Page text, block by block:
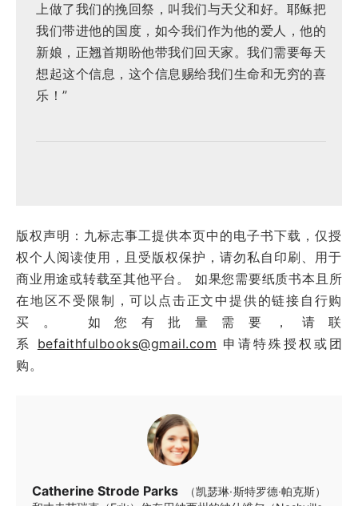
上做了我们的挽回祭，叫我们与天父和好。耶稣把
我们带进他的国度，如今我们作为他的爱人，他的
新娘，正翘首期盼他带我们回天家。我们需要每天
想起这个信息，这个信息赐给我们生命和无穷的喜
乐！”
版权声明：九标志事工提供本页中的电子书下载，仅授
权个人阅读使用，且受版权保护，请勿私自印刷、用于
商业用途或转载至其他平台。 如果您需要纸质书本且所
在地区不受限制，可以点击正文中提供的链接自行购
买。 如您有批量需要，请联
系 befaithfulbooks@gmail.com 申请特殊授权或团
购。
Catherine Strode Parks
（凯瑟琳·斯特罗德·帕克斯）